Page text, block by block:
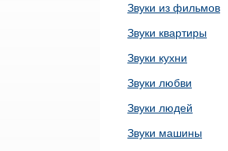
Звуки из фильмов
Звуки квартиры
Звуки кухни
Звуки любви
Звуки людей
Звуки машины